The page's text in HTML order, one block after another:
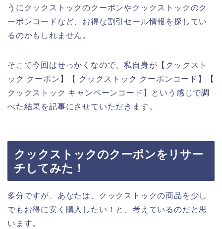
うにクックストックのクーポンやクックストックのク
ーポンコードなど、お得な割引セール情報を探してい
るのかもしれません。
そこで今回はせっかくなので、私自身が【クックスト
ック クーポン】【 クックストック クーポンコード】【
クックストック キャンペーンコード】という感じで調
べた結果を記事にさせていただきます。
クックストックのクーポンをリサー
チしてみた！
多分ですが、あなたは、クックストックの商品を少し
でもお得に安く購入したい！と、考えているのだと思
います。